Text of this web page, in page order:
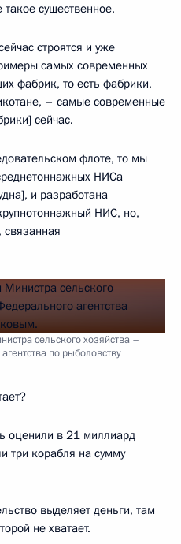
существенное.
строятся и уже
самых современных
фабрик, то есть фабрики,
– самые современные
сейчас.
флоте, то мы
НИСа
и разработана
НИС, но,
сельского хозяйства –
по рыболовству
оценили в 21 миллиард
три корабля на сумму
выделяет деньги, там
не хватает.